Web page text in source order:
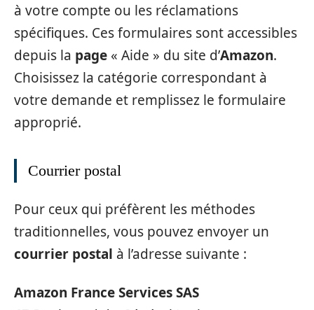
à votre compte ou les réclamations
spécifiques. Ces formulaires sont accessibles
depuis la page « Aide » du site d’Amazon.
Choisissez la catégorie correspondant à
votre demande et remplissez le formulaire
approprié.
Courrier postal
Pour ceux qui préfèrent les méthodes
traditionnelles, vous pouvez envoyer un
courrier postal à l’adresse suivante :
Amazon France Services SAS